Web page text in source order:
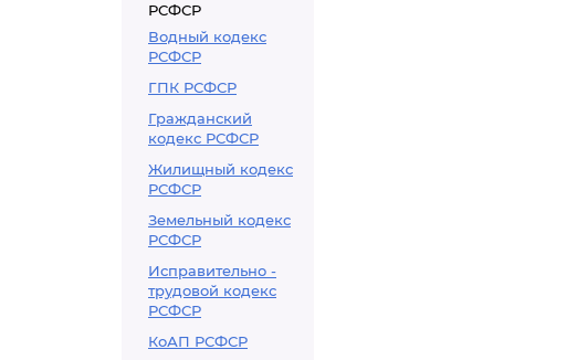
РСФСР
Водный кодекс
РСФСР
ГПК РСФСР
Гражданский
кодекс РСФСР
Жилищный кодекс
РСФСР
Земельный кодекс
РСФСР
Исправительно -
трудовой кодекс
РСФСР
КоАП РСФСР